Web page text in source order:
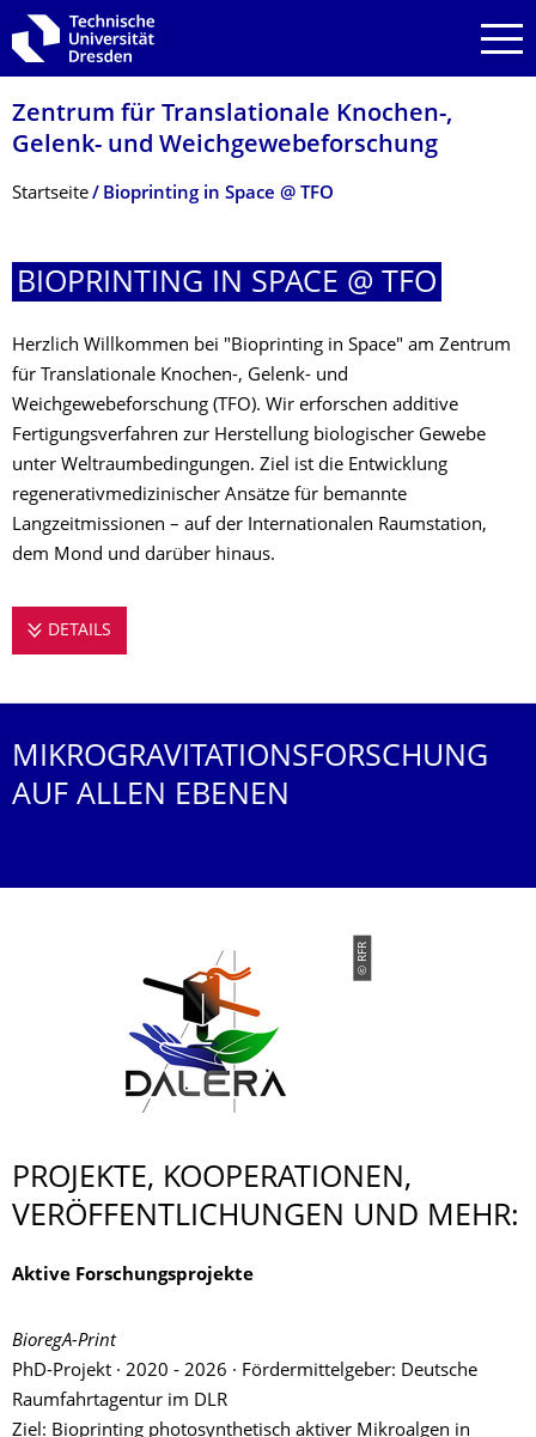
Zur Hauptnavigation springen
Zur Suche springen
Zum Inhalt springen
Zentrum für Translationale Knochen-,
Gelenk- und Weichgewebefor­schung
Breadcrumb-Menü
Startseite Bioprinting in Space @ TFO
BIOPRINTING IN SPACE @ TFO
Herzlich Willkommen bei "Bioprinting in Space" am Zentrum
für Translationale Knochen-, Gelenk- und
Weichgewebeforschung (TFO). Wir erforschen additive
Fertigungsverfahren zur Herstellung biologischer Gewebe
unter Weltraumbedingungen. Ziel ist die Entwicklung
regenerativmedizinischer Ansätze für bemannte
Langzeitmissionen – auf der Internationalen Raumstation,
dem Mond und darüber hinaus.
DETAILS
MIKROGRAVITATIONSFORSCHUNG
AUF ALLEN EBENEN
© RFR
PROJEKTE, KOOPERATIONEN,
VERÖFFENTLI­CHUNGEN UND MEHR:
Aktive Forschungsprojekte
BioregA-Print
PhD-Projekt · 2020 - 2026 · Fördermittelgeber: Deutsche
Raumfahrtagentur im DLR
Ziel: Bioprinting photosynthetisch aktiver Mikroalgen in